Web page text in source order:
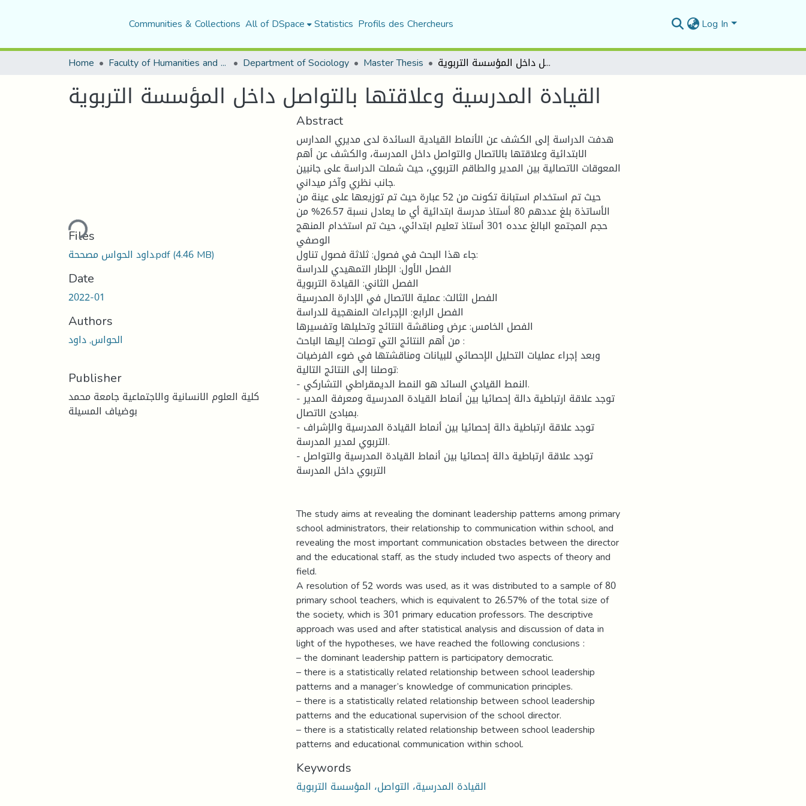
Communities & Collections All of DSpace Statistics Profils des Chercheurs Log In
Home Faculty of Humanities and Social Sciences Department of Sociology Master Thesis القيادة المدرسية وعلاقتها بالتواصل داخل المؤسسة التربوية
القيادة المدرسية وعلاقتها بالتواصل داخل المؤسسة التربوية
Loading...
Files
داود الحواس مصححة.pdf(4.46 MB)
Date
2022-01
Authors
الحواس, داود
Publisher
كلية العلوم الانسانية والاجتماعية جامعة محمد
بوضياف المسيلة
Abstract
هدفت الدراسة إلى الكشف عن الأنماط القيادية السائدة لدى مديري المدارس
الابتدائية وعلاقتها بالاتصال والتواصل داخل المدرسة، والكشف عن أهم
المعوقات الاتصالية بين المدير والطاقم التربوي، حيث شملت الدراسة على جانبين
جانب نظري وآخر ميداني.
حيث تم استخدام استبانة تكونت من 52 عبارة حيث تم توزيعها على عينة من
الأساتذة بلغ عددهم 80 أستاذ مدرسة ابتدائية أي ما يعادل نسبة 26.57% من
حجم المجتمع البالغ عدده 301 أستاذ تعليم ابتدائي، حيث تم استخدام المنهج
الوصفي
جاء هذا البحث في فصول: ثلاثة فصول تناول:
الفصل الأول: الإطار التمهيدي للدراسة
الفصل الثاني: القيادة التربوية
الفصل الثالث: عملية الاتصال في الإدارة المدرسية
الفصل الرابع: الإجراءات المنهجية للدراسة
الفصل الخامس: عرض ومناقشة النتائج وتحليلها وتفسيرها
من أهم النتائج التي توصلت إليها الباحث :
وبعد إجراء عمليات التحليل الإحصائي للبيانات ومناقشتها في ضوء الفرضيات
توصلنا إلى النتائج التالية:
- النمط القيادي السائد هو النمط الديمقراطي التشاركي.
- توجد علاقة ارتباطية دالة إحصائيا بين أنماط القيادة المدرسية ومعرفة المدير
بمبادئ الاتصال.
- توجد علاقة ارتباطية دالة إحصائيا بين أنماط القيادة المدرسية والإشراف
التربوي لمدير المدرسة.
- توجد علاقة ارتباطية دالة إحصائيا بين أنماط القيادة المدرسية والتواصل
التربوي داخل المدرسة
The study aims at revealing the dominant leadership patterns among primary
school administrators, their relationship to communication within school, and
revealing the most important communication obstacles between the director
and the educational staff, as the study included two aspects of theory and
field.
A resolution of 52 words was used, as it was distributed to a sample of 80
primary school teachers, which is equivalent to 26.57% of the total size of
the society, which is 301 primary education professors. The descriptive
approach was used and after statistical analysis and discussion of data in
light of the hypotheses, we have reached the following conclusions :
– the dominant leadership pattern is participatory democratic.
– there is a statistically related relationship between school leadership
patterns and a manager’s knowledge of communication principles.
– there is a statistically related relationship between school leadership
patterns and the educational supervision of the school director.
– there is a statistically related relationship between school leadership
patterns and educational communication within school.
Keywords
القيادة المدرسية، التواصل، المؤسسة التربوية